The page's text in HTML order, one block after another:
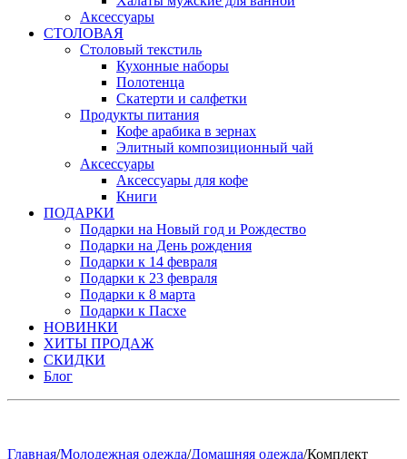
Аксессуары
СТОЛОВАЯ
Столовый текстиль
Кухонные наборы
Полотенца
Скатерти и салфетки
Продукты питания
Кофе арабика в зернах
Элитный композиционный чай
Аксессуары
Аксессуары для кофе
Книги
ПОДАРКИ
Подарки на Новый год и Рождество
Подарки на День рождения
Подарки к 14 февраля
Подарки к 23 февраля
Подарки к 8 марта
Подарки к Пасхе
НОВИНКИ
ХИТЫ ПРОДАЖ
СКИДКИ
Блог
Главная/Молодежная одежда/Домашняя одежда/Комплект